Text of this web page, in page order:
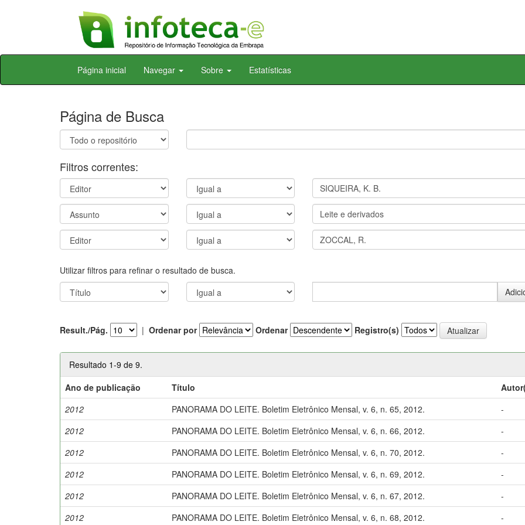
Skip
Página inicial Navegar Sobre Estatísticas
Página de Busca
Filtros correntes:
Utilizar filtros para refinar o resultado de busca.
Result./Pág. | Ordenar por Ordenar Registro(s)
Resultado 1-9 de 9.
Ano de publicação
Título
2012
PANORAMA DO LEITE. Boletim Eletrônico Mensal, v. 6, n. 65, 2012.
-
2012
PANORAMA DO LEITE. Boletim Eletrônico Mensal, v. 6, n. 66, 2012.
-
2012
PANORAMA DO LEITE. Boletim Eletrônico Mensal, v. 6, n. 70, 2012.
-
2012
PANORAMA DO LEITE. Boletim Eletrônico Mensal, v. 6, n. 69, 2012.
-
2012
PANORAMA DO LEITE. Boletim Eletrônico Mensal, v. 6, n. 67, 2012.
-
2012
PANORAMA DO LEITE. Boletim Eletrônico Mensal, v. 6, n. 68, 2012. -